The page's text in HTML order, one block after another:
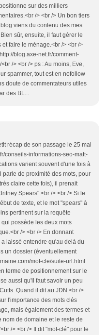
sur des milliers
/> <br /> Un bon tiers
viens du contenu des mes
sûr, ensuite, il faut gérer le
faire le ménage.<br /> <br />
blog.axe-net.fr/comment-
/> <br /> ps : Au moins, Eve,
spammer, tout est en nofollow
doute de commentateurs utiles
des BL...
récap de son passage le 25 mai
conseils-informations-seo-matt-
varient souvent d'une fois à
parle de proximité des mots, pour
claire cette fois), il prenait
Spears".<br /> <br /> Si le
de texte, et le mot "spears" à
pertinent sur la requête
possède les deux mots
/> <br /> En donnant
laissé entendre qu'au delà du
un dossier (éventuellement
mot-cle/suite-url.html
terme de positionnement sur le
aussi qu'il faut savoir un peu
Quand il dit au JDN <br />
l'importance des mots clés
mais également des termes et
de domaine et le reste de
/> <br /> Il dit "mot-clé" pour le